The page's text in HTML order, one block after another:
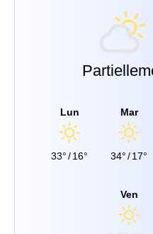
Lun
33°/16°
Mar
34°/17°
Ven